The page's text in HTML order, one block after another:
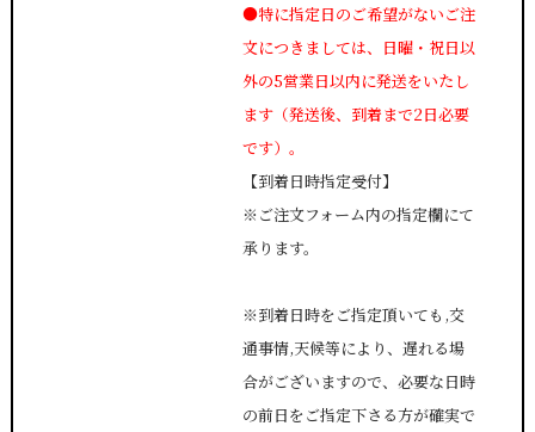
●特に指定日のご希望がないご注
文につきましては、日曜・祝日以
外の5営業日以内に発送をいたし
ます（発送後、到着まで2日必要
です）。
【到着日時指定受付】
※ご注文フォーム内の指定欄にて
承ります。
※到着日時をご指定頂いても,交
通事情,天候等により、遅れる場
合がございますので、必要な日時
の前日をご指定下さる方が確実で